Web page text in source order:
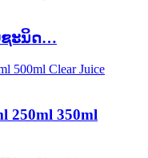
ຊະນິດ…
250ml 350ml